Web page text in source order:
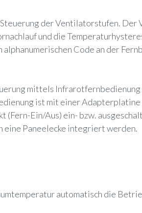
der Ventilatorstufen.
und die
Code an der
mittels
ist mit einer Adapterplatine
Ein/Aus) ein- bzw.
eine Paneelecke integriert werden.
automatisch die